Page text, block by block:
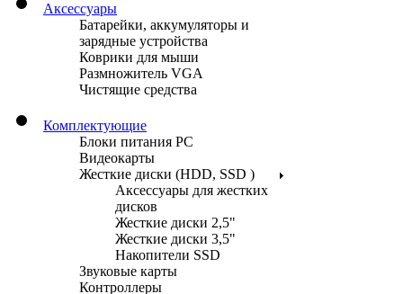
Аксессуары
Батарейки, аккумуляторы и
зарядные устройства
Коврики для мыши
Размножитель VGA
Чистящие средства
Комплектующие
Блоки питания PC
Видеокарты
Жесткие диски (HDD, SSD )
Аксессуары для жестких
дисков
Жесткие диски 2,5"
Жесткие диски 3,5"
Накопители SSD
Звуковые карты
Контроллеры